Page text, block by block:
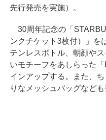
先行発売を実施）。
30周年記念の「
ンクチケット3枚付）」を
テンレスボトル、朝顔や
いモチーフをあしらった
インアップする。また、
りなメッシュバッグなども